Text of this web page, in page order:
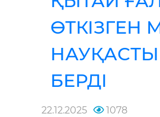
ӨТКІЗГЕН
БЕРДІ
22.12.2025 1078